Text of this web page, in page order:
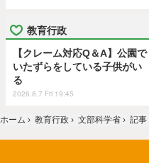
教育行政
【クレーム対応Q＆A】公園で
いたずらをしている子供がい
る
2026.8.7 Fri 19:45
ホーム › 教育行政 › 文部科学省 › 記事